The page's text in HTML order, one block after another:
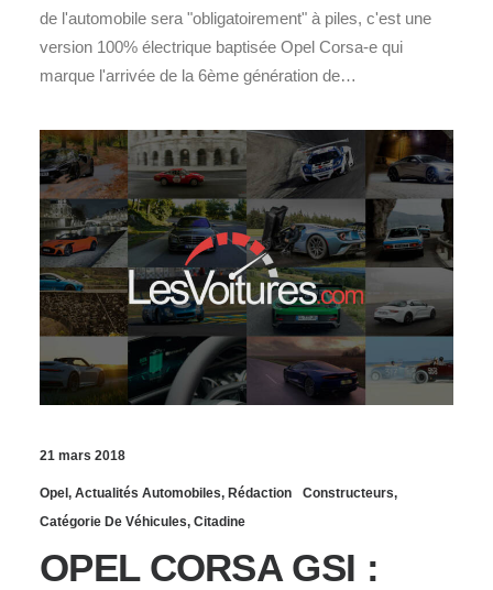
de l'automobile sera "obligatoirement" à piles, c'est une
version 100% électrique baptisée Opel Corsa-e qui
marque l'arrivée de la 6ème génération de…
21 mars 2018
Opel, Actualités Automobiles, Rédaction Constructeurs,
Catégorie De Véhicules, Citadine
OPEL CORSA GSI :